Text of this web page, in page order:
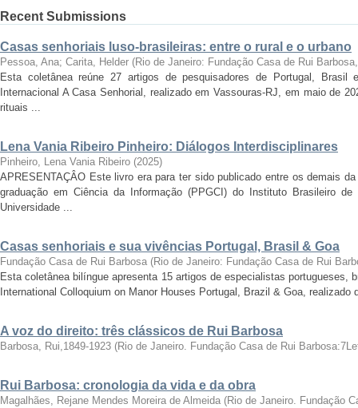
Recent Submissions
Casas senhoriais luso-brasileiras: entre o rural e o urbano
Pessoa, Ana; Carita, Helder (Rio de Janeiro: Fundação Casa de Rui
Esta coletânea reúne 27 artigos de pesquisadores de Portugal, Brasil
Internacional A Casa Senhorial, realizado em Vassouras-RJ, em maio de
rituais ...
Lena Vania Ribeiro Pinheiro: Diálogos Interdisciplinares
Pinheiro, Lena Vania Ribeiro (2025)
APRESENTAÇÂO Este livro era para ter sido publicado entre os demais
graduação em Ciência da Informação (PPGCI) do Instituto Brasileiro
Universidade ...
Casas senhoriais e sua vivências Portugal, Brasil & Goa
Fundação Casa de Rui Barbosa (Rio de Janeiro: Fundação Casa de Rui
Esta coletânea bilíngue apresenta 15 artigos de especialistas portugueses,
International Colloquium on Manor Houses Portugal, Brazil & Goa, realizado
A voz do direito: três clássicos de Rui Barbosa
Barbosa, Rui,1849-1923 (Rio de Janeiro. Fundação Casa de Rui
Rui Barbosa: cronologia da vida e da obra
Magalhães, Rejane Mendes Moreira de Almeida (Rio de Janeiro. Fundação